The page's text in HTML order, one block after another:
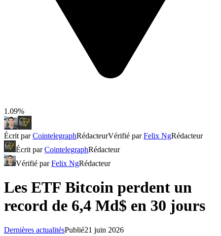
1.09%
Écrit parCointelegraphRédacteurVérifié parFelix NgRédacteur
Écrit parCointelegraphRédacteur
Vérifié parFelix NgRédacteur
Les ETF Bitcoin perdent un
record de 6,4 Md$ en 30 jours
Dernières actualitésPublié21 juin 2026